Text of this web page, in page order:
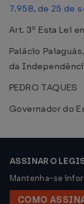
7.958, de 25 de
Art. 3º Esta Lei
Palácio
da
PEDRO TAQUES
Governador do
ASSINAR O
Mantenha-se
COMO